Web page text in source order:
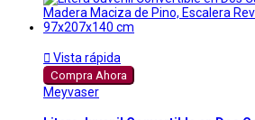
 Vista rápida
Compra Ahora
Meyvaser